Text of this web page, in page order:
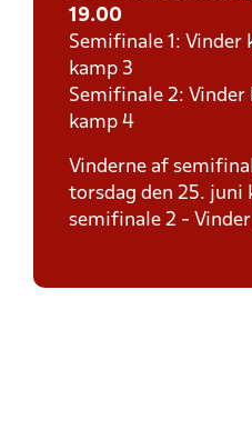
19.00
Semifinale 1: Vinder
kamp 3
Semifinale 2: Vinder
kamp 4
Vinderne af
torsdag den 25. juni
semifinale 2 -